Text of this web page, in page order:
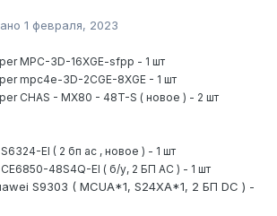
1 февраля, 2023
MPC-3D-16XGE-sfpp - 1 шт
mpc4e-3D-2CGE-8XGE - 1 шт
CHAS - MX80 - 48T-S ( новое ) - 2 шт
EI ( 2 бп ас , новое ) - 1 шт
CE6850-48S4Q-EI ( б/у, 2 БП АС ) - 1 шт
S9303 ( MCUA*1, S24XA*1, 2 БП DС ) -